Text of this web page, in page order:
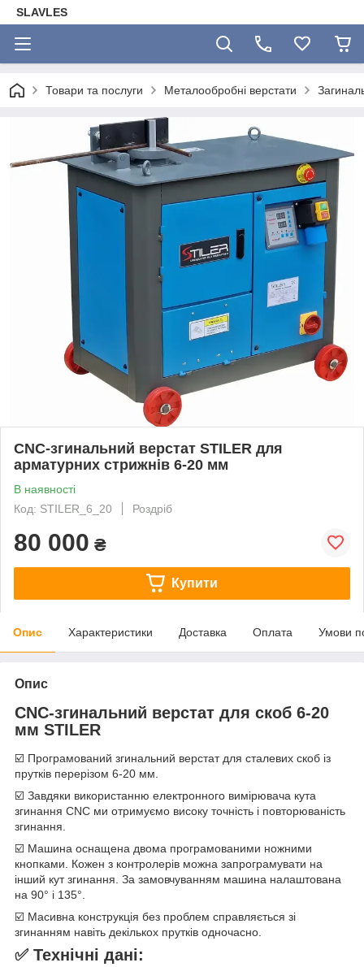
SLAVLES
Товари та послуги Металообробні верстати
CNC-згинальний верстат STILER для
арматурних стрижнів 6-20 мм
В наявності
Код: STILER_6_20
Роздріб
80 000 ₴
Купити
Опис Характеристики Доставка Оплата Умови
Опис
CNC-згинальний верстат для скоб 6-20
мм STILER
☑️ Програмований згинальний верстат для сталевих скоб із
прутків перерізом 6-20 мм.
☑️ Завдяки використанню електронного вимірювача кута
згинання CNC ми отримуємо високу точність і повторюваність
згинання.
☑️ Машина оснащена двома програмованими ножними
кнопками. Кожен з контролерів можна запрограмувати на
інший кут згинання. За замовчуванням машина налаштована
на 90° і 135°.
☑️ Масивна конструкція без проблем справляється зі
згинанням навіть декількох прутків одночасно.
✅ Технічні дані: